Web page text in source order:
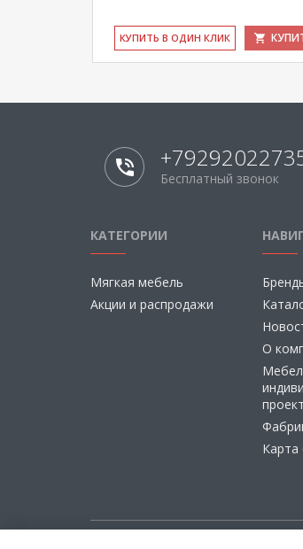
КУ­ПИТЬ В ОДИН КЛИК
Бесплатный звонок
КАТЕГОРИИ
Мягкая мебель
Акции и распродажи
О
Карта